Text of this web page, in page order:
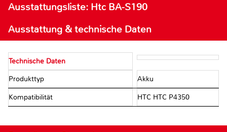
Ausstattungsliste: Htc BA-S190
Ausstattung & technische Daten
Technische Daten
Produkttyp Akku
Kompatibilität HTC HTC P4350